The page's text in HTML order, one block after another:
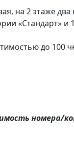
на 2 этаже
«Стандарт»
до 100
номера/